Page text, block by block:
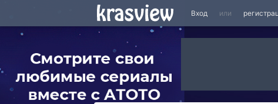
Вход или